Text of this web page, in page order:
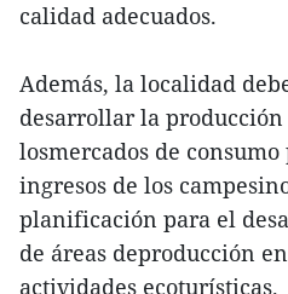
calidad adecuados.
Además, la localidad
desarrollar la
losmercados de
ingresos de los
planificación para el
de áreas deproducción
actividades ecoturísticas.